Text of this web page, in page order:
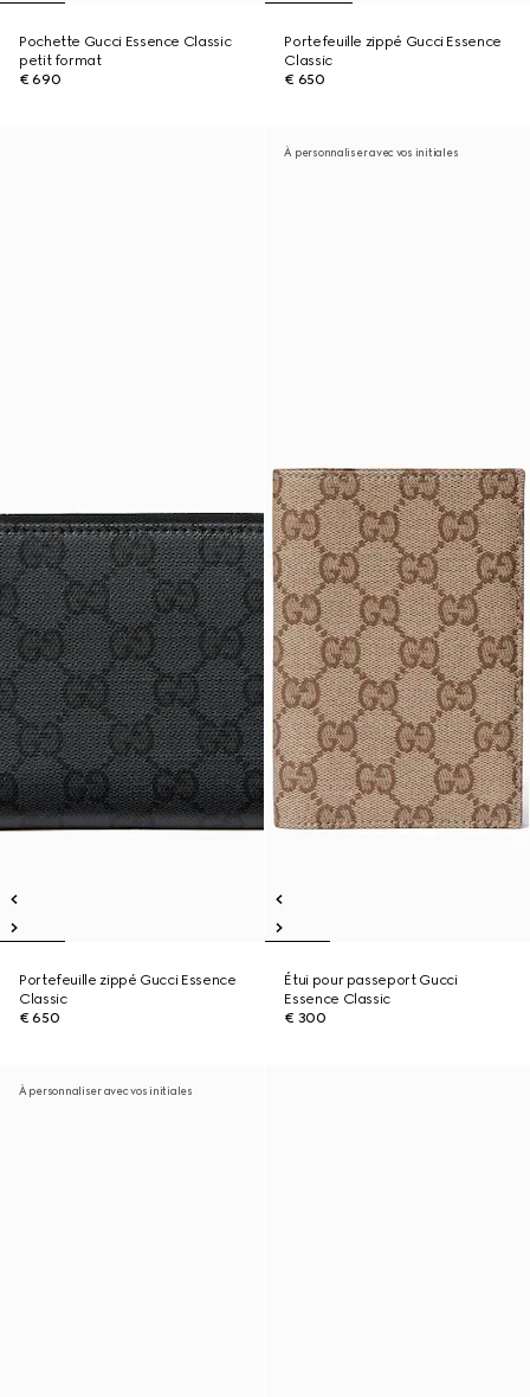
Pochette Gucci Essence Classic
petit format
€ 690
Portefeuille zippé Gucci Essence
Classic
€ 650
Portefeuille zippé Gucci Essence
Classic
€ 650
À personnaliser avec vos initiales
Étui pour passeport Gucci
Essence Classic
€ 300
À personnaliser avec vos initiales